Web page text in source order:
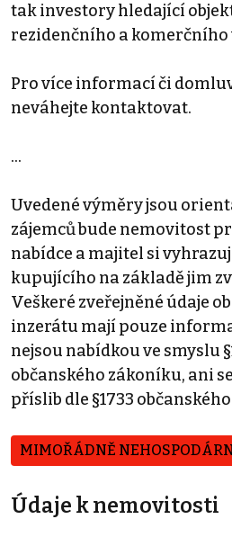
tak investory hledající
rezidenčního a
Pro více informací či
neváhejte kontaktovat.
...
Uvedené výměry jsou
zájemců bude nemovitost
nabídce a majitel si
kupujícího na základě jim
Veškeré zveřejněné údaje
inzerátu mají pouze
nejsou nabídkou ve smyslu
občanského zákoníku, ani
příslib dle §1733
MIMOŘÁDNĚ
Údaje k nemovitosti